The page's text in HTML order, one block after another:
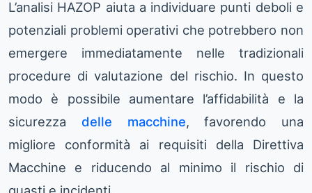
L’analisi HAZOP aiuta a individuare punti deboli e
potenziali problemi operativi che potrebbero non
emergere immediatamente nelle tradizionali
procedure di valutazione del rischio. In questo
modo è possibile aumentare l’affidabilità e la
sicurezza delle macchine, favorendo una
migliore conformità ai requisiti della Direttiva
Macchine e riducendo al minimo il rischio di